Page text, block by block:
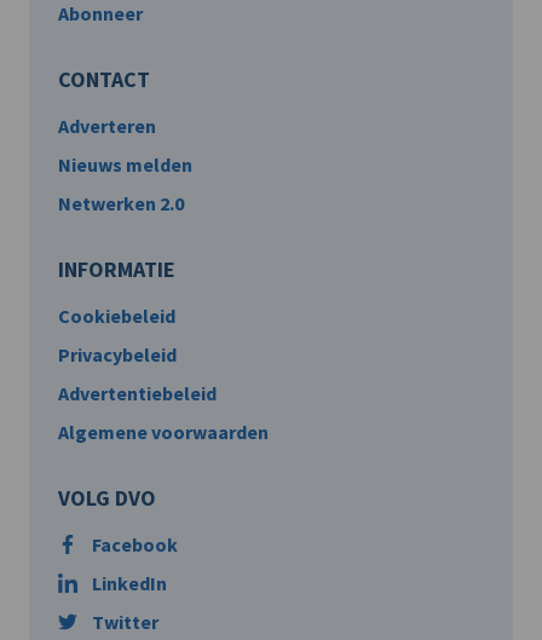
Abonneer
CONTACT
Adverteren
Nieuws melden
Netwerken 2.0
INFORMATIE
Cookiebeleid
Privacybeleid
Advertentiebeleid
Algemene voorwaarden
VOLG DVO
Facebook
LinkedIn
Twitter